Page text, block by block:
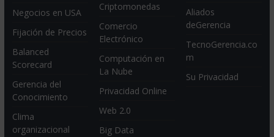
Negocios en USA
Fijación de Precios
Balanced
Scorecard
Gerencia del
Conocimiento
Clima
organizacional
Criptomonedas
Comercio
Electrónico
Computación en
La Nube
Privacidad Online
Web 2.0
Big Data
Aliados
deGerencia
TecnoGerencia.co
m
Su Privacidad